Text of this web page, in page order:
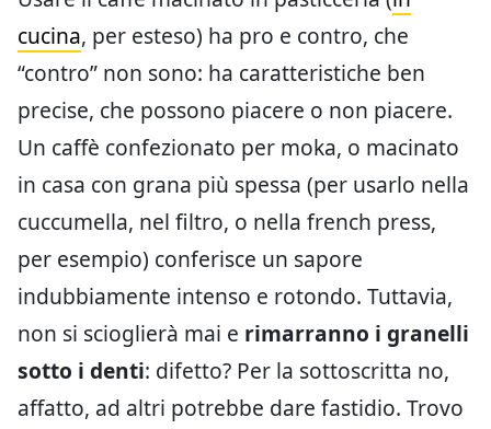
cucina, per esteso) ha pro e contro, che
“contro” non sono: ha caratteristiche ben
precise, che possono piacere o non piacere.
Un caffè confezionato per moka, o macinato
in casa con grana più spessa (per usarlo nella
cuccumella, nel filtro, o nella french press,
per esempio) conferisce un sapore
indubbiamente intenso e rotondo. Tuttavia,
non si scioglierà mai e rimarranno i granelli
sotto i denti: difetto? Per la sottoscritta no,
affatto, ad altri potrebbe dare fastidio. Trovo